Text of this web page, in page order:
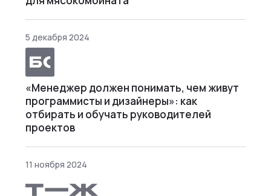
5 декабря 2024
«Менеджер должен понимать, чем живут
программисты и дизайнеры»: как
отбирать и обучать руководителей
проектов
11 ноября 2024